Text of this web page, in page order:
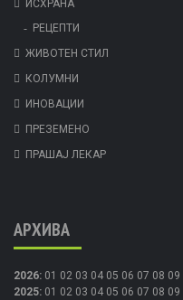
ИСХРАНА
РЕЦЕПТИ
ЖИВОТЕН СТИЛ
КОЛУМНИ
ИНОВАЦИИ
ПРЕЗЕМЕНО
ПРАШАЈ ЛЕКАР
АРХИВА
2026: 01 02 03 04 05 06 07 08 09
2025: 01 02 03 04 05 06 07 08 09